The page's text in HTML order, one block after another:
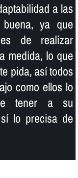
a las
ya que
de realizar
medida, lo que
pida, así­ todos
como ellos lo
tener a su
lo precisa de